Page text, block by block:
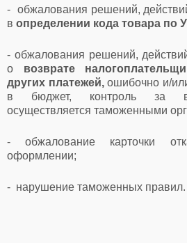
- обжалования решений,
в определении кода товара по
- обжалования решений,
о возврате
других платежей,ошибочно и/
в бюджет, контроль за
осуществляется таможенными
- обжалование карточки
оформлении;
- нарушение таможенных правил.